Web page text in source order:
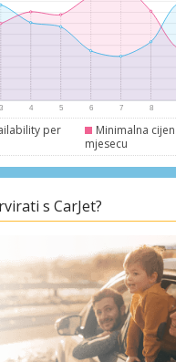
popusti
ekskluzivnim
Prijava putem
per
Minimalna
mjesecu
s CarJet?